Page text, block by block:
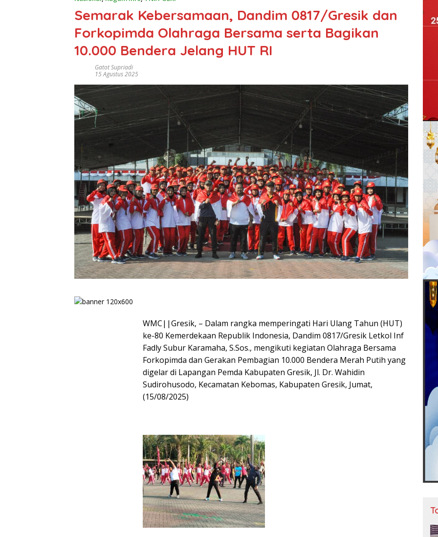
Semarak Kebersamaan, Dandim 0817/Gresik dan
Forkopimda Olahraga Bersama serta Bagikan
10.000 Bendera Jelang HUT RI
Gatot Supriadi
15 Agustus 2025
WMC||Gresik, – Dalam rangka memperingati Hari Ulang Tahun (HUT)
ke-80 Kemerdekaan Republik Indonesia, Dandim 0817/Gresik Letkol Inf
Fadly Subur Karamaha, S.Sos., mengikuti kegiatan Olahraga Bersama
Forkopimda dan Gerakan Pembagian 10.000 Bendera Merah Putih yang
digelar di Lapangan Pemda Kabupaten Gresik, Jl. Dr. Wahidin
Sudirohusodo, Kecamatan Kebomas, Kabupaten Gresik, Jumat,
(15/08/2025)